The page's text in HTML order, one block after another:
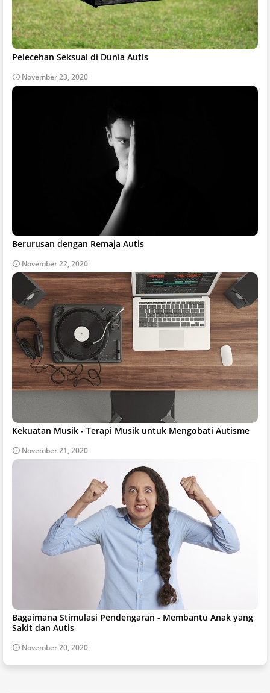
Pelecehan Seksual di Dunia Autis
November 23, 2020
Berurusan dengan Remaja Autis
November 22, 2020
Kekuatan Musik - Terapi Musik untuk Mengobati Autisme
November 21, 2020
Bagaimana Stimulasi Pendengaran - Membantu Anak yang
Sakit dan Autis
November 20, 2020